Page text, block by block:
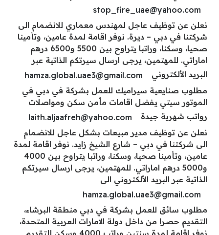
stop_fire_uae@yahoo.com
نعلن عن توظيف عاجل لمهندس معماري للانضمام الى
شركتنا في دبي – ديرة. نوفر اقامة لمدة عامين، وتأمينا
صحيا، وسكنا، وراتبا يتراوح بين 5500 و6500 درهم
اماراتي. للمهتمين، يرجى ارسال سيرتكم الذاتية عبر
البريد الألكتروني
hamza.global.uae3@gmail.com
مطلوب صنايعية سيراميك للعمل بشركة في دبي في
الموتور سيتي يفضل اقامات مأمن سكن ومواصلات
رواتب شهرية جيدة
laith.aljaafreh@yahoo.com
نعلن عن توظيف مدير مبيعات بشكل عاجل للانضمام
الى شركتنا في دبي – شارع الشيخ زايد. نوفر اقامة لمدة
عامين، وتأمينا صحيا، وسكنا، وراتبا يتراوح بين 4000
و5000 درهم اماراتي. للمهتمين، يرجى ارسال سيرتكم
الذاتية عبر البريد الألكتروني الى
hamza.global.uae3@gmail.com
مطلوب سائق للعمل بشركة في دبي منطقة البرشاء،
التقديم حصرا من داخل دولة الامارات العربية المتحدة،
نوفر اقامة لمدة سنتين وراتب 4000 وسكن للتقديم